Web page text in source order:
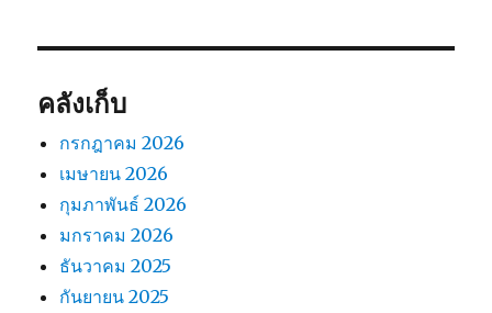
คลังเก็บ
กรกฎาคม 2026
เมษายน 2026
กุมภาพันธ์ 2026
มกราคม 2026
ธันวาคม 2025
กันยายน 2025